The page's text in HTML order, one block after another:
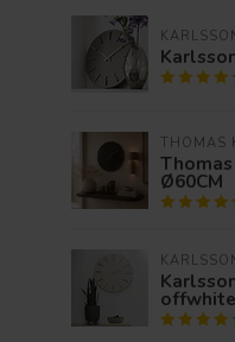
THOMAS
Ø60CM
offwhite